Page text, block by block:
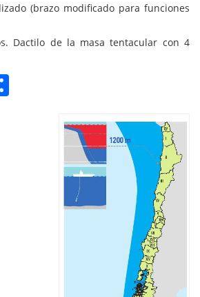
(brazo modificado para funciones
Dactilo de la masa tentacular con 4